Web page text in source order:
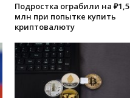
Подростка ограбили на ₽1,5
млн при попытке купить
криптовалюту